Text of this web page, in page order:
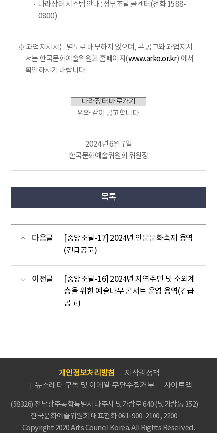
나라장터 시스템 안내 : 정부조달 콜센터(전화 1588-
0800)
※ 과업지시서는 별도로 배부하지 않으며, 본 공고와 과업지시
서는 한국문화예술위원회 홈페이지(www.arko.or.kr) 에서
확인하시기 바랍니다.
나라장터 바로가기
위와 같이 공고합니다.
2024년 6월 7일
한국문화예술위원회 위원장
목록
다음글
[중앙조달-17] 2024년 인문문화축제 용역
(긴급공고)
이전글
[중앙조달-16] 2024년 지역주민 및 소외계
층을 위한 예술나무 콘서트 운영 용역(긴급
공고)
개인정보처리방침
저작권정책
뉴스레터 구독 및 이메일 무단수집거부
사이트맵
(58326) 전남광주통합특별시 나주시 빛가람로 640 (빛가람동 352)
한국문화예술위원회 대표전화 061-900-2100, 2200
Copyright 2020 Arts Council Korea. All Rights Reserved.